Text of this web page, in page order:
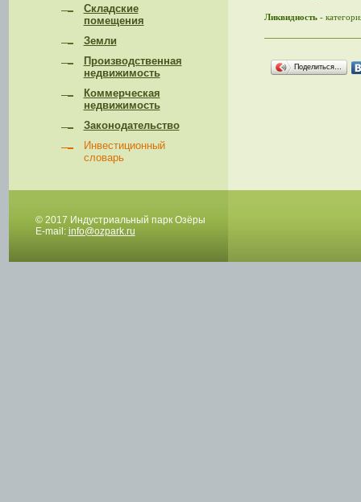
Складские
помещения
Земли
Производственная
недвижимость
Коммерческая
недвижимость
Законодательство
Инвестиционный
словарь
Ликвидность-
Поделиться…
© 2017 Индустриальный парк Озёры
E-mail: info@ozpark.ru